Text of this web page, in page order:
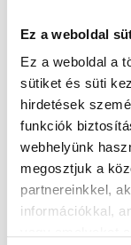
Ez a weboldal
Ez a weboldal a
sütiket és süti
hirdetések
funkciók
webhelyünk
megosztjuk a
partnereinkkel,
információkkal,
+36 20
466 0072
Segíteni
minél több
embernek